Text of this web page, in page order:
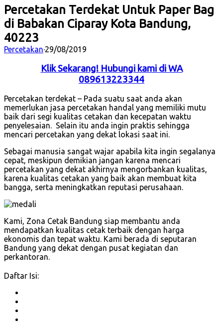
Percetakan Terdekat Untuk Paper Bag
di Babakan Ciparay Kota Bandung,
40223
Percetakan·29/08/2019
Klik Sekarang! Hubungi kami di WA
089613223344
Percetakan terdekat – Pada suatu saat anda akan
memerlukan jasa percetakan handal yang memiliki mutu
baik dari segi kualitas cetakan dan kecepatan waktu
penyelesaian. Selain itu anda ingin praktis sehingga
mencari percetakan yang dekat lokasi saat ini.
Sebagai manusia sangat wajar apabila kita ingin segalanya
cepat, meskipun demikian jangan karena mencari
percetakan yang dekat akhirnya mengorbankan kualitas,
karena kualitas cetakan yang baik akan membuat kita
bangga, serta meningkatkan reputasi perusahaan.
Kami, Zona Cetak Bandung siap membantu anda
mendapatkan kualitas cetak terbaik dengan harga
ekonomis dan tepat waktu. Kami berada di seputaran
Bandung yang dekat dengan pusat kegiatan dan
perkantoran.
Daftar Isi: